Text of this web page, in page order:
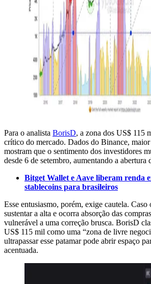
Para o analista BorisD, a zona dos US$ 115
crítico do mercado. Dados do Binance,
mostram que o sentimento dos investidores
desde 6 de setembro, aumentando a abertura
Bitget Wallet e Aave liberam renda
stablecoins para brasileiros
Esse entusiasmo, porém, exige cautela.
sustentar a alta e ocorra absorção das
vulnerável a uma correção brusca. BorisD
US$ 115 mil como uma “zona de livre
ultrapassar esse patamar pode abrir espaço
acentuada.